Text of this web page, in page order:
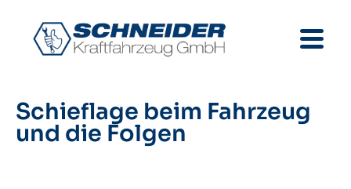
Schieflage beim Fahrzeug
und die Folgen